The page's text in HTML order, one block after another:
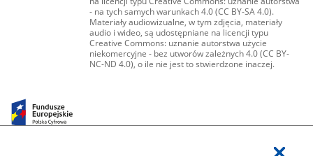
- na tych samych warunkach 4.0 (CC BY-SA 4.0).
Materiały audiowizualne, w tym zdjęcia, materiały
audio i wideo, są udostępniane na licencji typu
Creative Commons: uznanie autorstwa użycie
niekomercyjne - bez utworów zależnych 4.0 (CC BY-
NC-ND 4.0), o ile nie jest to stwierdzone inaczej.